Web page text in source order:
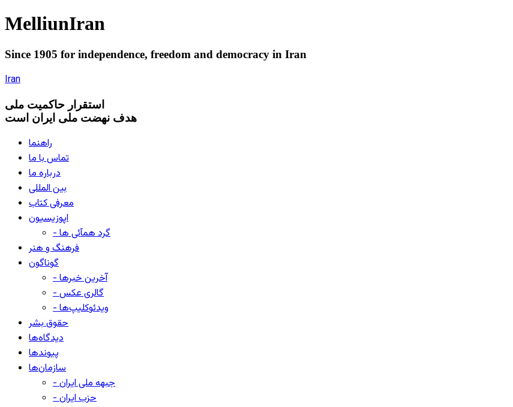
MelliunIran
Since 1905 for independence, freedom and democracy in Iran
Iran
استقرار حاکميت ملی
هدف نهضت ملی ایران است
راهنما
تماس با ما
درباره ما
بین المللی
معرفی کتاب
اپوزیسیون
- گرد همآئی ها
فرهنگ و هنر
گوناگون
- آخرین خبرها
- گالری عکس
- ویدئوکلیپ‌ها
حقوق بشر
دیدگاه‌ها
پیوندها
سازمان‌ها
- جبهه ملی ایران
- حزب ایران